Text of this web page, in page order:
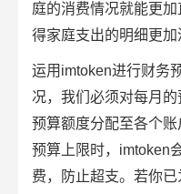
庭的消费情况就能更
得家庭支出的明细更加
运用imtoken进行财务
况，我们必须对每月
预算额度分配至各个
预算上限时，imtoken
费，防止超支。若你已